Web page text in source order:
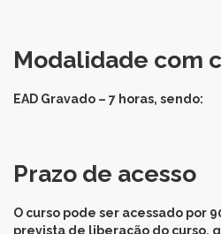
Modalidade com
EAD Gravado – 7 horas, sendo:
Prazo de acesso
O curso pode ser acessado por
prevista de liberação do curso,